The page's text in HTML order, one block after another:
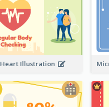
Heart Illustration